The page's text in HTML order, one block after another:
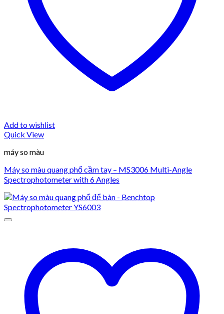
Add to wishlist
Quick View
máy so màu
Máy so màu quang phổ cầm tay – MS3006 Multi-Angle
Spectrophotometer with 6 Angles